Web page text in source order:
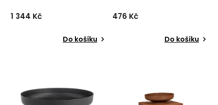
1 344 Kč
Do košíku
provedení v černé barvě.
✅ krásný nábytek ✅ kvalitní
476 Kč
Do košíku
hnědém provedení.